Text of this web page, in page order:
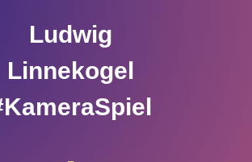
Ludwig
Linnekogel